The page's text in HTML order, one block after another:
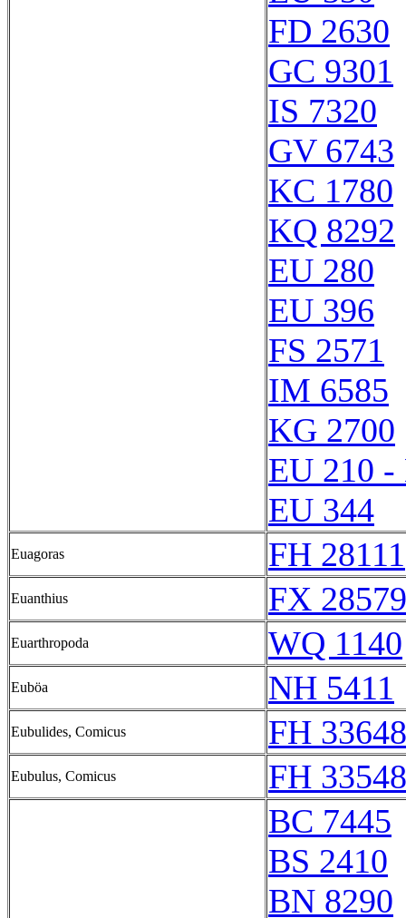
FD 2630
GC 9301
IS 7320
GV 6743
KC 1780
KQ 8292
EU 280
EU 396
FS 2571
IM 6585
KG 2700
EU 210 -
EU 344
Euagoras FH 28111
Euanthius FX
Euarthropoda WQ 1140
Euböa NH 5411
Eubulides, Comicus FH
Eubulus, Comicus
FH
BC 7445
BS 2410
BN 8290